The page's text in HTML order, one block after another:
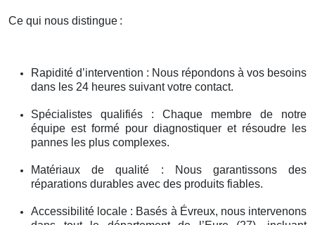
Ce qui nous distingue :
Rapidité d’intervention : Nous répondons à vos besoins
dans les 24 heures suivant votre contact.
Spécialistes qualifiés : Chaque membre de notre
équipe est formé pour diagnostiquer et résoudre les
pannes les plus complexes.
Matériaux de qualité : Nous garantissons des
réparations durables avec des produits fiables.
Accessibilité locale : Basés à Évreux, nous intervenons